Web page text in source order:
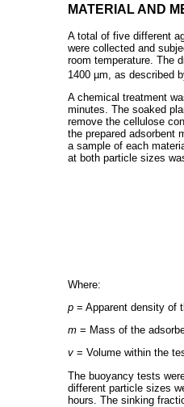
MATERIAL AND
A total of five different
were collected and
room temperature. The
1400 µm, as described
A chemical treatment
minutes. The soaked
remove the cellulose
the prepared adsorbent
a sample of each
at both particle sizes
Where:
p = Apparent density of
m = Mass of the
v = Volume within the
The buoyancy tests
different particle sizes
hours. The sinking